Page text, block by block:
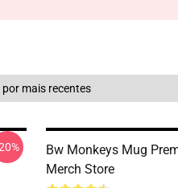
Bw Monkeys Mug
Merch Store